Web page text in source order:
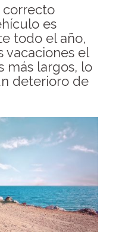
es
todo el año,
vacaciones el
más largos, lo
deterioro de